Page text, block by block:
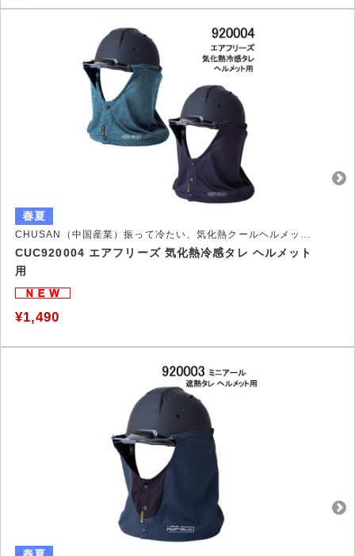
CHUSAN（中国産業）振って冷たい、気化熱クールヘルメットタレ
CUC920004 エアフリーズ 気化熱冷感タレ ヘルメット
用
¥1,490